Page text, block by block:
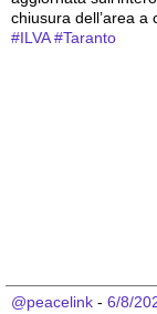
chiusura dell’area a
#ILVA #Taranto
@peacelink - 6/8/